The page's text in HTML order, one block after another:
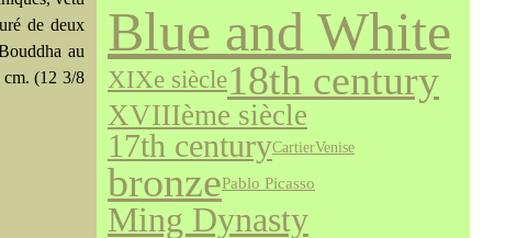
de deux
au
cm. (12 3/8
Blue and White
XIXe siècle18th century
XVIIIème siècle
17th centuryCartierVenise
bronzePablo Picasso
Ming Dynasty